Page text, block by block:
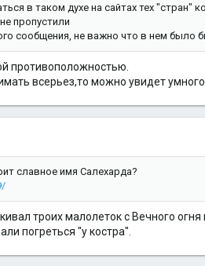
в таком духе на сайтах тех "стран"
пропустили
сообщения, не важно что в нем было
противоположностью.
всерьез,то можно увидет
славное имя Салехарда?
троих малолеток с Вечного
погреться "у костра".